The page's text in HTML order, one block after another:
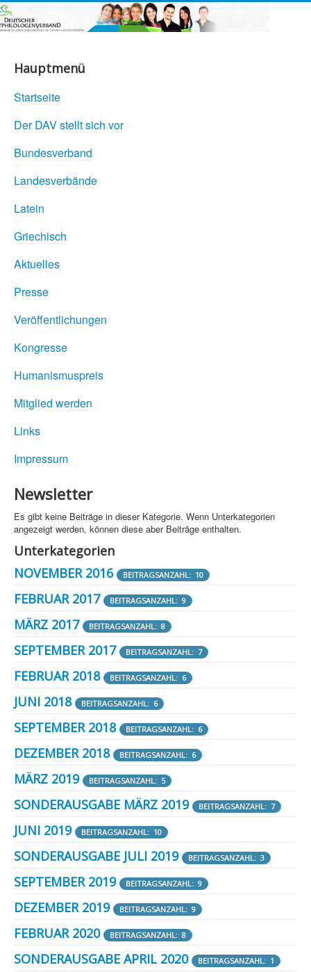
Hauptmenü
Startseite
Der DAV stellt sich vor
Bundesverband
Landesverbände
Latein
Griechisch
Aktuelles
Presse
Veröffentlichungen
Kongresse
Humanismuspreis
Mitglied werden
Links
Impressum
Newsletter
Es gibt keine Beiträge in dieser Kategorie. Wenn Unterkategorien
angezeigt werden, können diese aber Beiträge enthalten.
Unterkategorien
NOVEMBER 2016
BEITRAGSANZAHL: 10
FEBRUAR 2017 BEITRAGSANZAHL: 9
MÄRZ 2017 BEITRAGSANZAHL: 8
SEPTEMBER 2017 BEITRAGSANZAHL: 7
FEBRUAR 2018 BEITRAGSANZAHL: 6
JUNI 2018 BEITRAGSANZAHL: 6
SEPTEMBER 2018 BEITRAGSANZAHL: 6
DEZEMBER 2018 BEITRAGSANZAHL: 6
MÄRZ 2019 BEITRAGSANZAHL: 5
SONDERAUSGABE MÄRZ 2019 BEITRAGSANZAHL: 7
JUNI 2019 BEITRAGSANZAHL: 10
SONDERAUSGABE JULI 2019 BEITRAGSANZAHL: 3
SEPTEMBER 2019 BEITRAGSANZAHL: 9
DEZEMBER 2019 BEITRAGSANZAHL: 9
FEBRUAR 2020 BEITRAGSANZAHL: 8
SONDERAUSGABE APRIL 2020 BEITRAGSANZAHL: 1